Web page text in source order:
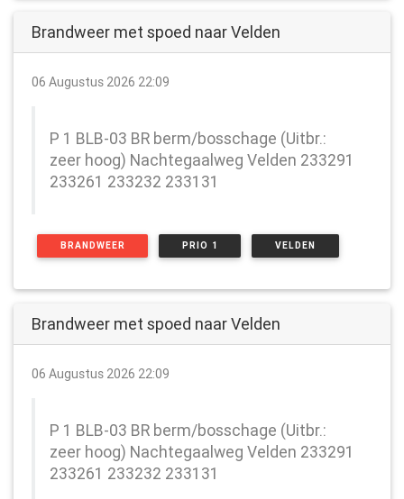
Brandweer met spoed naar Velden
06 Augustus 2026 22:09
P 1 BLB-03 BR berm/bosschage (Uitbr.:
zeer hoog) Nachtegaalweg Velden 233291
233261 233232 233131
BRANDWEER PRIO 1 VELDEN
Brandweer met spoed naar Velden
06 Augustus 2026 22:09
P 1 BLB-03 BR berm/bosschage (Uitbr.:
zeer hoog) Nachtegaalweg Velden 233291
233261 233232 233131